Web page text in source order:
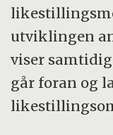
utviklingen
viser
går foran og